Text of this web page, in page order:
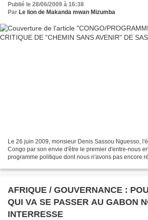
Publié le 28/06/2009 à 16:38
Par Le lion de Makanda mwan Mizumba
Le 26 juin 2009, monsieur Denis Sassou Nguesso,
Congo par son envie d'être le premier d'entre-nous
programme politique dont nous n'avons pas encore
AFRIQUE / GOUVERNANCE :
QUI VA SE PASSER AU GABON
INTERRESSE